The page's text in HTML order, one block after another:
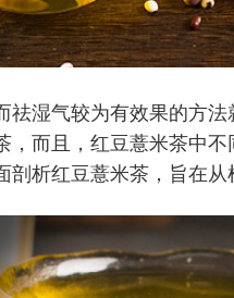
祛湿气较为有效果的方
，而且，红豆薏米茶中
析红豆薏米茶，旨在从